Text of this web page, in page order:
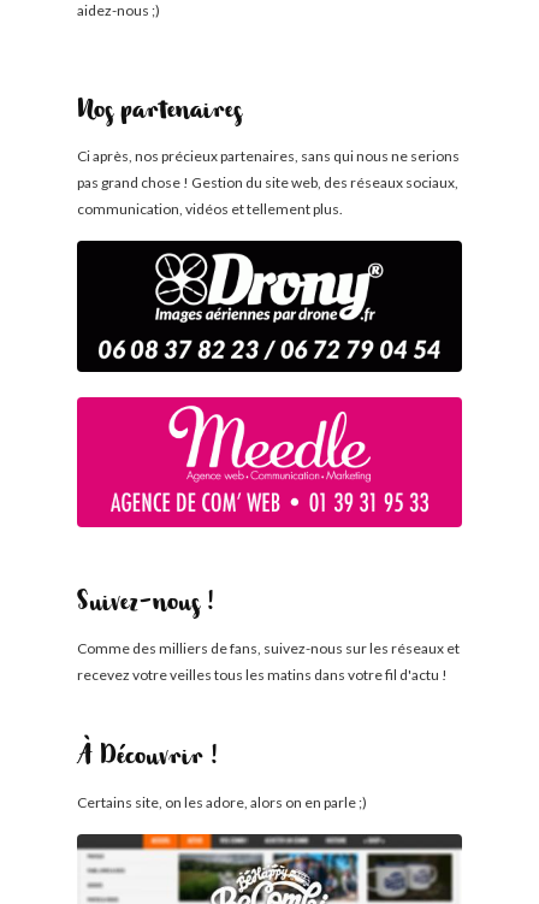
aidez-nous ;)
Nos partenaires
Ci après, nos précieux partenaires, sans qui nous ne serions
pas grand chose ! Gestion du site web, des réseaux sociaux,
communication, vidéos et tellement plus.
Suivez-nous !
Comme des milliers de fans, suivez-nous sur les réseaux et
recevez votre veilles tous les matins dans votre fil d'actu !
À Découvrir !
Certains site, on les adore, alors on en parle ;)